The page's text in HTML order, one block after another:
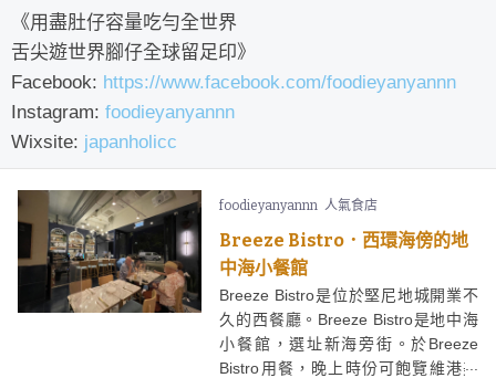
《用盡肚仔容量吃勻全世界
舌尖遊世界腳仔全球留足印》
Facebook: https://www.facebook.com/foodieyanyannn
Instagram: foodieyanyannn
Wixsite: japanholicc
foodieyanyannn 人氣食店
Breeze Bistro．西環海傍的地
中海小餐館
Breeze Bistro是位於堅尼地城開業不
久的西餐廳。Breeze Bistro是地中海
小餐館，選址新海旁街。於Breeze
Bistro用餐，晚上時份可飽覽維港美